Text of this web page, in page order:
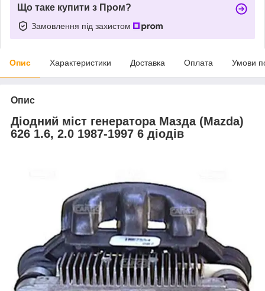
Що таке купити з Пром?
Замовлення під захистом
Опис Характеристики Доставка Оплата Умови
Опис
Діодний міст генератора Мазда (Mazda)
626 1.6, 2.0 1987-1997 6 діодів